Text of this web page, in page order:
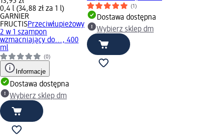
0,4 l (34,88 zł za 1 l)
GARNIER
FRUCTISPrzeciwłupieżowy
2 w 1 szampon
wzmacniający do..., 400
ml
(0)
Informacje
Dostawa dostępna
Wybierz sklep dm
(1)
Dostawa dostępna
Wybierz sklep dm